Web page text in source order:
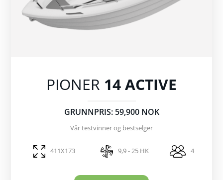
PIONER 14 ACTIVE
GRUNNPRIS: 59,900 NOK
Vår testvinner og bestselger
411X173 9,9 - 25 HK 4